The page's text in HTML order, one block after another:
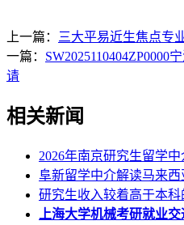
上一篇： 三大平易近生焦点专
一篇： SW2025110404ZP0000
请
相关新闻
2026年南京研究生留学
阜新留学中介解读马来
研究生收入较着高于本科
上海大学机械考研就业